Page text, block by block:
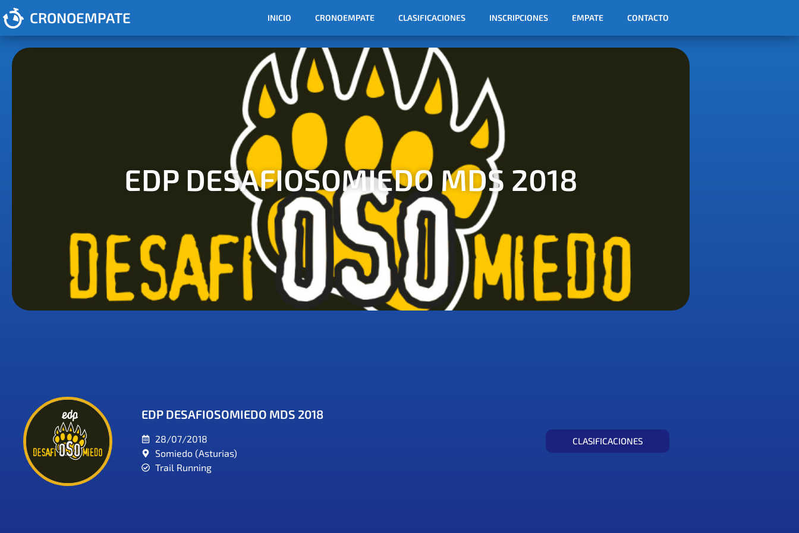
CRONOEMPATE INICIO CRONOEMPATE CLASIFICACIONES INSCRIPCIONES EMPATE CONTACTO
EDP DESAFIOSOMIEDO MDS 2018
EDP DESAFIOSOMIEDO MDS 2018
28/07/2018
Somiedo (Asturias)
Trail Running
CLASIFICACIONES